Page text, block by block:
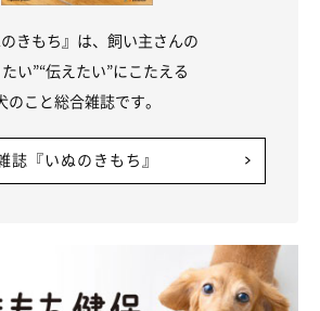
嫌いなはずのふかし芋も食べます。なんで
のきもち』は、飼い主さんの
い”“伝えたい”にこたえる
のこと総合雑誌です。
誌『いぬのきもち』